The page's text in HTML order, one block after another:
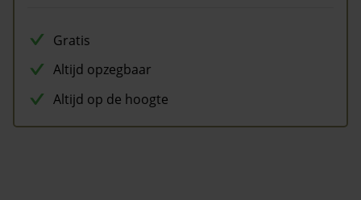
Gratis
Altijd opzegbaar
Altijd op de hoogte